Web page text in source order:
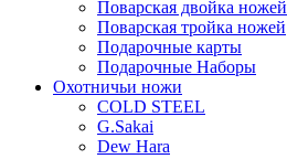
Поварская двойка ножей
Поварская тройка ножей
Подарочные карты
Подарочные Наборы
Охотничьи ножи
COLD STEEL
G.Sakai
Dew Hara